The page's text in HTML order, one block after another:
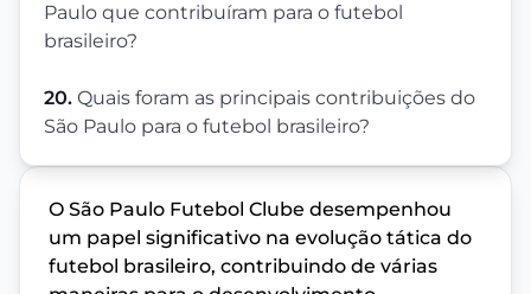
Paulo que contribuíram para o futebol
brasileiro?
20. Quais foram as principais contribuições do
São Paulo para o futebol brasileiro?
O São Paulo Futebol Clube desempenhou
um papel significativo na evolução tática do
futebol brasileiro, contribuindo de várias